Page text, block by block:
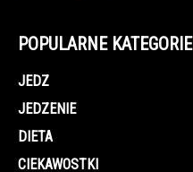
POPULARNE KATEGORIE
JEDZ
JEDZENIE
DIETA
CIEKAWOSTKI